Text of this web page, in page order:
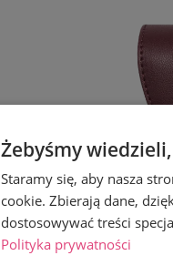
Żebyśmy
Staramy się, aby nasza
cookie. Zbierają dane,
dostosowywać treści
Polityka prywatności